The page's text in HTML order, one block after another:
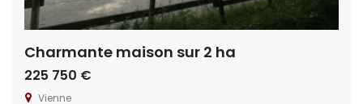
Charmante maison sur 2 ha
225 750 €
Vienne